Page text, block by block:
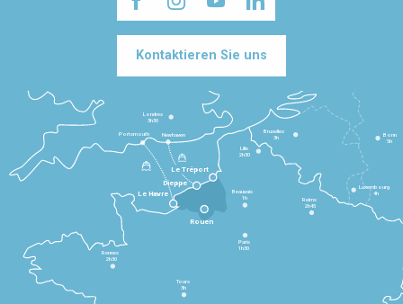
Kontaktieren Sie uns
Le Havre
Dieppe
Le Tréport
Rennes
2h30
Tours
3h
Paris
1h30
Beauvais
1h
Reims
2h45
Lille
2h30
Bruxelles
3h
Londres
3h30
Newhaven
Portsmouth
Bonn
5h
Luxembourg
4h
Rouen